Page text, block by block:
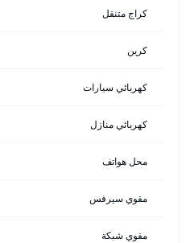
كراج متنقل
كرين
كهربائي سيارات
كهربائي منازل
محل هواتف
مقوي سيرفس
مقوي شبكة